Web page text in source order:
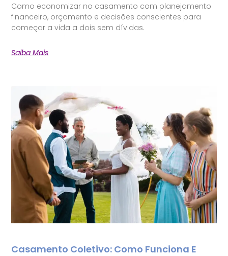
Como economizar no casamento com planejamento
financeiro, orçamento e decisões conscientes para
começar a vida a dois sem dívidas.
Saiba Mais
Casamento Coletivo: Como Funciona E